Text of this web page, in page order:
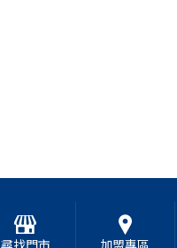
尋找門市 加盟專區